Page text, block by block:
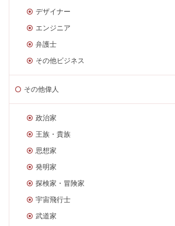
デザイナー
エンジニア
弁護士
その他ビジネス
その他偉人
政治家
王族・貴族
思想家
発明家
探検家・冒険家
宇宙飛行士
武道家